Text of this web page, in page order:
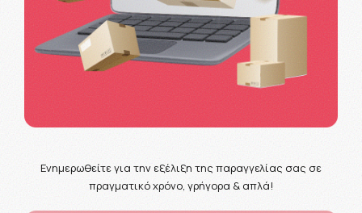
Ενημερωθείτε για την εξέλιξη της παραγγελίας σας σε
πραγματικό χρόνο, γρήγορα & απλά!